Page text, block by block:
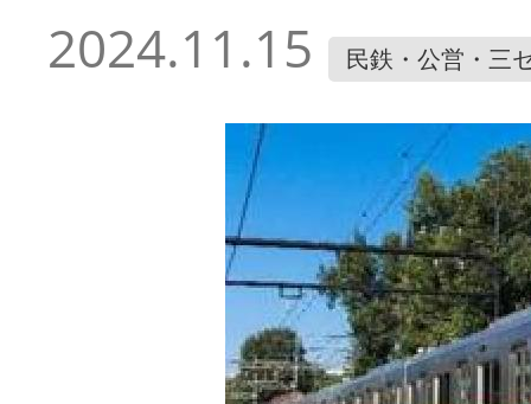
2024.11.15 民鉄・公営・三